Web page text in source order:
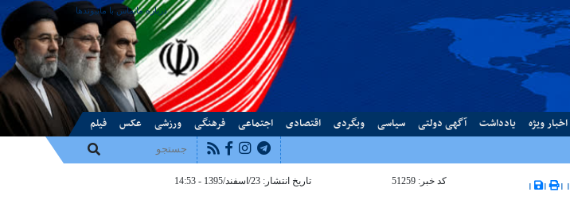
درباره ماتماس با ماپیوندها
اخبار ویژه یادداشت آگهی دولتی سیاسی وبگردی اقتصادی اجتماعی فرهنگی ورزشی عکس فیلم
|
|
|
| کد خبر: 51259 تاریخ انتشار: 23/اسفند/1395 - 14:53